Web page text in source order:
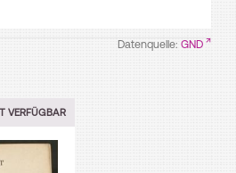
Datenquelle: GND
VERFÜGBAR